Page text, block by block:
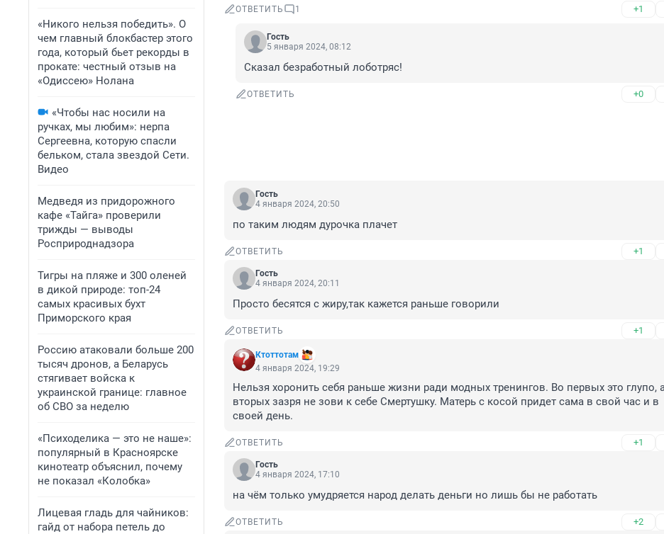
«Никого нельзя победить». О
чем главный блокбастер этого
года, который бьет рекорды в
прокате: честный отзыв на
«Одиссею» Нолана
«Чтобы нас носили на
ручках, мы любим»: нерпа
Сергеевна, которую спасли
бельком, стала звездой Сети.
Видео
Медведя из придорожного
кафе «Тайга» проверили
трижды — выводы
Росприроднадзора
Тигры на пляже и 300 оленей
в дикой природе: топ-24
самых красивых бухт
Приморского края
Россию атаковали больше 200
тысяч дронов, а Беларусь
стягивает войска к
украинской границе: главное
об СВО за неделю
«Психоделика — это не наше»:
популярный в Красноярске
кинотеатр объяснил, почему
не показал «Колобка»
Лицевая гладь для чайников:
гайд от набора петель до
ОТВЕТИТЬ 1 +1
Гость
5 января 2024, 08:12
Сказал безработный лоботряс!
ОТВЕТИТЬ +0
Гость
4 января 2024, 20:50
по таким людям дурочка плачет
ОТВЕТИТЬ +1
Гость
4 января 2024, 20:11
Просто бесятся с жиру,так кажется раньше говорили
ОТВЕТИТЬ +1
Ктоттотам
4 января 2024, 19:29
Нельзя хоронить себя раньше жизни ради модных тренингов. Во первых это глупо,
вторых зазря не зови к себе Смертушку. Матерь с косой придет сама в свой час и в
своей день.
ОТВЕТИТЬ +1
Гость
4 января 2024, 17:10
на чём только умудряется народ делать деньги но лишь бы не работать
ОТВЕТИТЬ +2